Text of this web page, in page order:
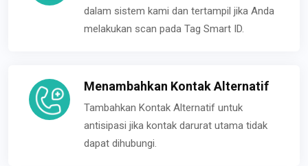
dalam sistem kami dan tertampil jika Anda
melakukan scan pada Tag Smart ID.
Menambahkan Kontak Alternatif
Tambahkan Kontak Alternatif untuk
antisipasi jika kontak darurat utama tidak
dapat dihubungi.